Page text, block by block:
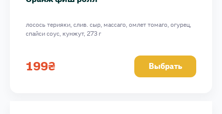
лосось терияки, слив. сыр, массаго, омлет томаго, огурец,
спайси соус, кунжут, 273 г
199₴ Выбрать